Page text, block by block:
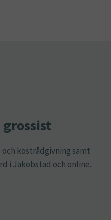
kostrådgivning samt
i Jakobstad och online.